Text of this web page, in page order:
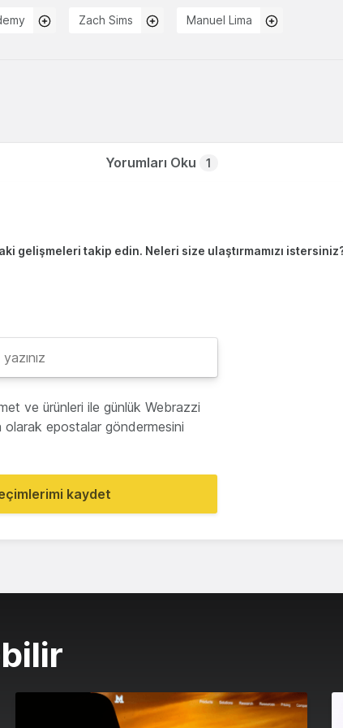
Zach Sims Manuel Lima
Yorumları Oku 1
gelişmeleri takip edin. Neleri size ulaştırmamızı
ve ürünleri ile günlük Webrazzi
olarak epostalar göndermesini
kaydet